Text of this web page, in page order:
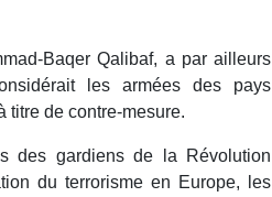
Baqer Qalibaf, a par ailleurs
les armées des pays
titre de contre-mesure.
des gardiens de la Révolution
du terrorisme en Europe, les